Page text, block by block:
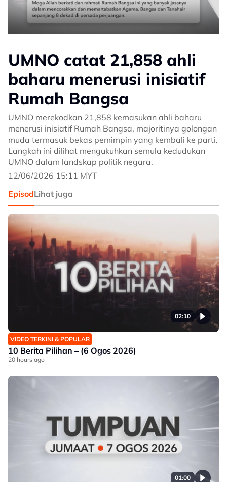
UMNO catat 21,858 ahli
baharu menerusi inisiatif
Rumah Bangsa
UMNO merekodkan 21,858 kemasukan ahli baharu
menerusi inisiatif Rumah Bangsa, majoritinya golongan
muda termasuk bekas pemimpin yang kembali ke parti.
Langkah ini dilihat mengukuhkan semula kedudukan
UMNO dalam landskap politik negara.
12/06/2026 15:11 MYT
EpisodLihat juga
02:10
VIDEO TERKINI & POPULAR
10 Berita Pilihan – (6 Ogos 2026)
20 hours ago
01:00